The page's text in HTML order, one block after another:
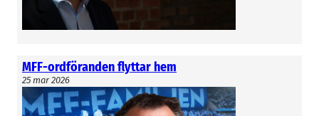
MFF-ordföranden flyttar hem
25 mar 2026